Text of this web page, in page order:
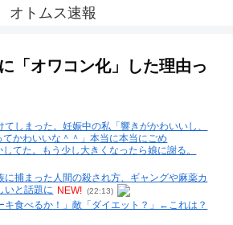
オトムス速報
「オワコン化」した理由っ
てしまった。妊娠中の私「響きがかわいいし、
かわいいな＾＾」本当に本当にごめ
てた。もう少し大きくなったら娘に謝る。
に捕まった人間の殺され方、ギャングや麻薬カ
いと話題に NEW! (22:13)
キ食べるか！」敵「ダイエット？」←これは？